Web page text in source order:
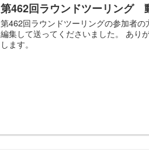
第462回ラウンドツーリング
第462回ラウンドツーリングの参加者
編集して送ってくださいました。 あり
します。